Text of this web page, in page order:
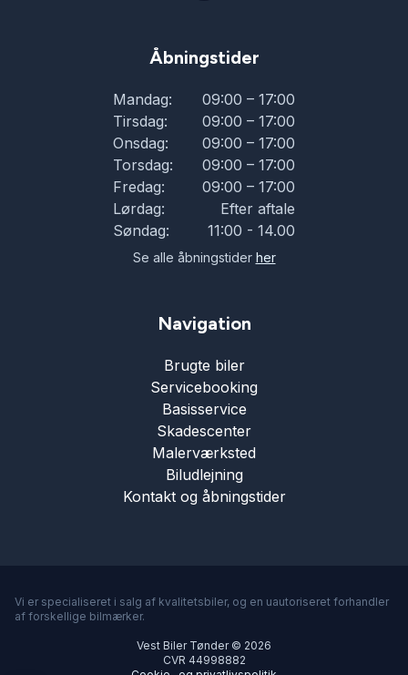
fjernlysassistent
fodbetjent bagklap
højdejusterbare forsæder
ISOFIX
Åbningstider
Mandag:
09:00 – 17:00
Tirsdag:
09:00 – 17:00
Onsdag:
09:00 – 17:00
Torsdag:
09:00 – 17:00
Fredag:
09:00 – 17:00
Lørdag:
Efter aftale
Søndag:
11:00 - 14.00
Se alle åbningstider her
Navigation
Brugte biler
Servicebooking
Basisservice
Skadescenter
Malerværksted
Biludlejning
Kontakt og åbningstider
Vi er specialiseret i salg af kvalitetsbiler, og en uautoriseret forhandler
af forskellige bilmærker.
Vest Biler Tønder © 2026
CVR 44998882